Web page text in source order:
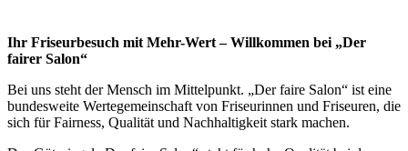
Ihr Friseurbesuch mit Mehr-Wert – Willkommen bei „Der
fairer Salon“
Bei uns steht der Mensch im Mittelpunkt. „Der faire Salon“ ist eine
bundesweite Wertegemeinschaft von Friseurinnen und Friseuren, die
sich für Fairness, Qualität und Nachhaltigkeit stark machen.